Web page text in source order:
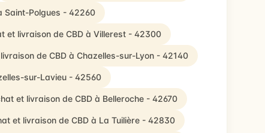
Saint-Polgues - 42260
et livraison de CBD à Villerest - 42300
de CBD à Chazelles-sur-Lyon - 42140
sur-Lavieu - 42560
et livraison de CBD à Belleroche - 42670
et livraison de CBD à La Tuilière - 42830